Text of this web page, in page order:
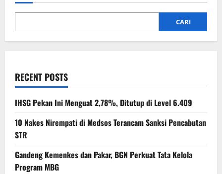
CARI
RECENT POSTS
IHSG Pekan Ini Menguat 2,78%, Ditutup di Level 6.409
10 Nakes Nirempati di Medsos Terancam Sanksi Pencabutan
STR
Gandeng Kemenkes dan Pakar, BGN Perkuat Tata Kelola
Program MBG